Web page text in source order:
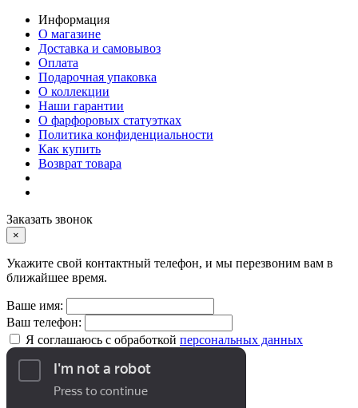
Информация
О магазине
Доставка и самовывоз
Оплата
Подарочная упаковка
О коллекции
Наши гарантии
О фарфоровых статуэтках
Политика конфиденциальности
Как купить
Возврат товара
Заказать звонок
×
Укажите свой контактный телефон, и мы перезвоним вам в
ближайшее время.
Ваше имя:
Ваш телефон:
Я соглашаюсь с обработкой персональных данных